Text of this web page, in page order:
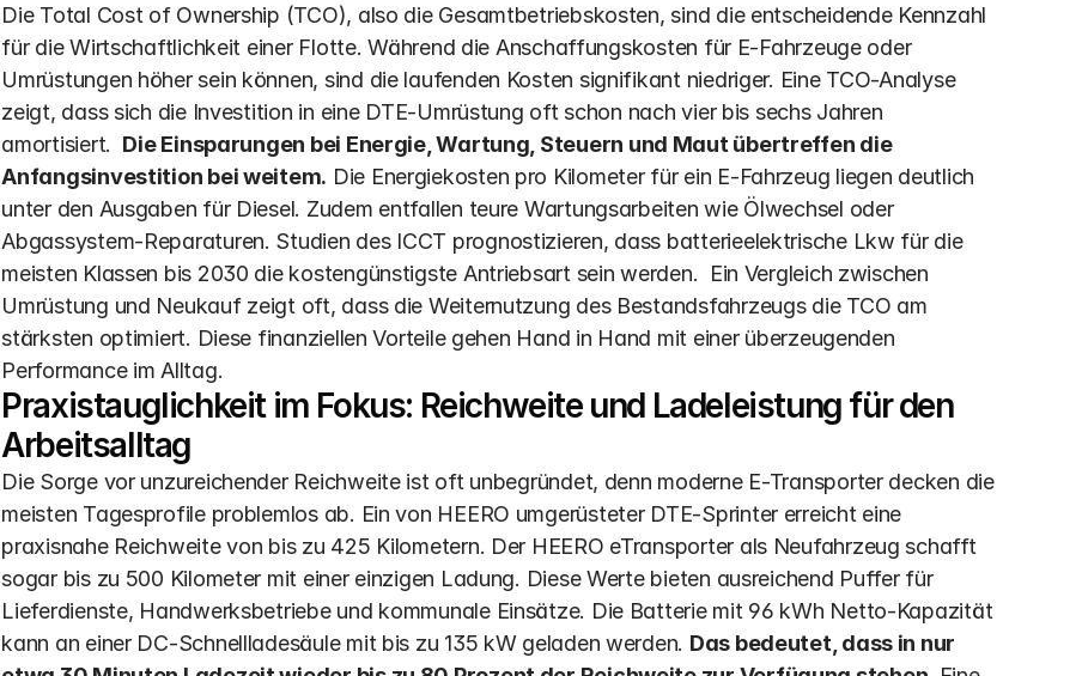
Die Total Cost of Ownership (TCO), also die Gesamtbetriebskosten, sind die entscheidende Kennzahl
für die Wirtschaftlichkeit einer Flotte. Während die Anschaffungskosten für E-Fahrzeuge oder
Umrüstungen höher sein können, sind die laufenden Kosten signifikant niedriger. Eine TCO-Analyse
zeigt, dass sich die Investition in eine DTE-Umrüstung oft schon nach vier bis sechs Jahren
amortisiert. Die Einsparungen bei Energie, Wartung, Steuern und Maut übertreffen die
Anfangsinvestition bei weitem. Die Energiekosten pro Kilometer für ein E-Fahrzeug liegen deutlich
unter den Ausgaben für Diesel. Zudem entfallen teure Wartungsarbeiten wie Ölwechsel oder
Abgassystem-Reparaturen. Studien des ICCT prognostizieren, dass batterieelektrische Lkw für die
meisten Klassen bis 2030 die kostengünstigste Antriebsart sein werden.  Ein Vergleich zwischen
Umrüstung und Neukauf zeigt oft, dass die Weiternutzung des Bestandsfahrzeugs die TCO am
stärksten optimiert. Diese finanziellen Vorteile gehen Hand in Hand mit einer überzeugenden
Performance im Alltag.
Praxistauglichkeit im Fokus: Reichweite und Ladeleistung für den
Arbeitsalltag
Die Sorge vor unzureichender Reichweite ist oft unbegründet, denn moderne E-Transporter decken die
meisten Tagesprofile problemlos ab. Ein von HEERO umgerüsteter DTE-Sprinter erreicht eine
praxisnahe Reichweite von bis zu 425 Kilometern. Der HEERO eTransporter als Neufahrzeug schafft
sogar bis zu 500 Kilometer mit einer einzigen Ladung. Diese Werte bieten ausreichend Puffer für
Lieferdienste, Handwerksbetriebe und kommunale Einsätze. Die Batterie mit 96 kWh Netto-Kapazität
kann an einer DC-Schnellladesäule mit bis zu 135 kW geladen werden. Das bedeutet, dass in nur